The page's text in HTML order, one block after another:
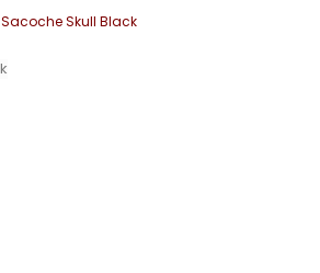
Sacoche Skull BlackAgrandir